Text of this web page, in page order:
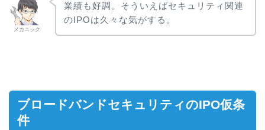
メカニック
業績も好調。そういえばセキュリティ関連
のIPOは久々な気がする。
ブロードバンドセキュリティのIPO仮条
件